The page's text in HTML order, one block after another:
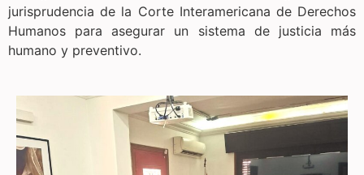
jurisprudencia de la Corte Interamericana de Derechos
Humanos para asegurar un sistema de justicia más
humano y preventivo.